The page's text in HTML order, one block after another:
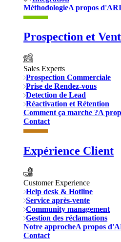
MéthodologieA propos
Prospection et
Sales Experts
Prospection Commerciale
Prise de Rendez-vous
Detection de Lead
Réactivation et Rétention
Comment ça marche ?A
Contact
Expérience Client
Customer Experience
Help desk & Hotline
Service après-vente
Community management
Gestion des réclamations
Notre approcheA propos
Contact